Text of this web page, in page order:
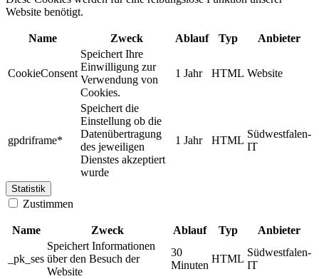
Website benötigt.
Name Zweck Ablauf Typ Anbieter
CookieConsent
Speichert Ihre
Einwilligung zur
Verwendung von
Cookies.
1 Jahr HTML Website
gpdriframe*
Speichert die
Einstellung ob die
Datenübertragung
des jeweiligen
Dienstes akzeptiert
wurde
1 Jahr HTML
Südwestfalen-
IT
Statistik
Zustimmen
Name Zweck Ablauf Typ Anbieter
_pk_ses
Speichert Informationen
über den Besuch der
Website
30
Minuten
HTML
Südwestfalen-
IT